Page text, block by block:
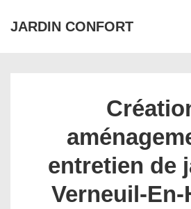
passer
JARDIN CONFORT
entretien de
Verneuil-En-